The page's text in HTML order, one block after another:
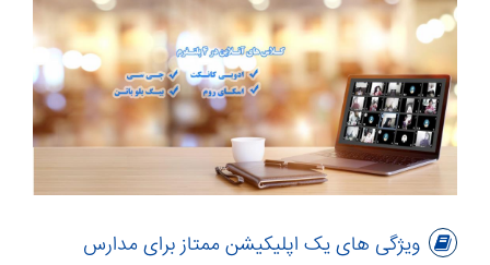
ویژگی های یک اپلیکیشن ممتاز برای مدارس